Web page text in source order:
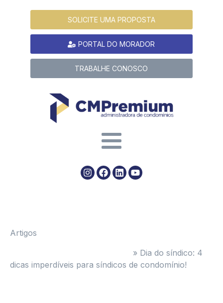
SOLICITE UMA PROPOSTA
PORTAL DO MORADOR
TRABALHE CONOSCO
Artigos
» Dia do síndico: 4
dicas imperdíveis para síndicos de condomínio!